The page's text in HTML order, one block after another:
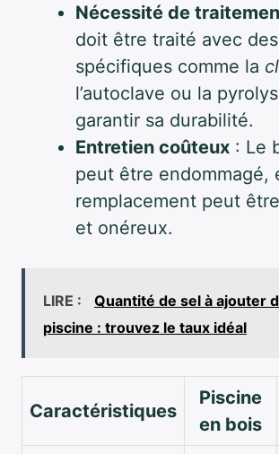
Nécessité de
doit être traité avec
spécifiques comme la
l’autoclave ou la
garantir sa durabilité.
Entretien coûteux : Le
peut être endommagé,
remplacement peut
et onéreux.
LIRE :
Quantité de sel à ajouter
piscine : trouvez le taux idéal
Caractéristiques
Piscine
en bois